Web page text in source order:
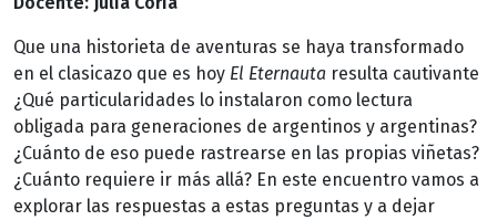
Que una historieta de aventuras se haya transformado
en el clasicazo que es hoy El Eternauta resulta cautivante
¿Qué particularidades lo instalaron como lectura
obligada para generaciones de argentinos y argentinas?
¿Cuánto de eso puede rastrearse en las propias viñetas?
¿Cuánto requiere ir más allá? En este encuentro vamos a
explorar las respuestas a estas preguntas y a dejar